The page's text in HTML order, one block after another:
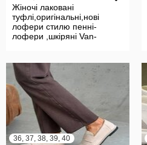
Жіночі лаковані
туфлі,оригінальні,нові
лофери стилю пенні-
лофери ,шкіряні Van-
36, 37, 38, 39, 40